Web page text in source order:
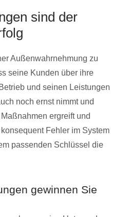
sind der
Außenwahrnehmung zu
seine Kunden über ihre
und seinen Leistungen
noch ernst nimmt und
ergreift und
Fehler im System
passenden Schlüssel die
gewinnen Sie